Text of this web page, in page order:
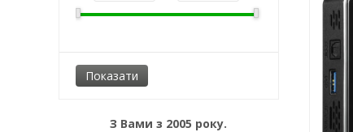
З Вами з 2005 року.